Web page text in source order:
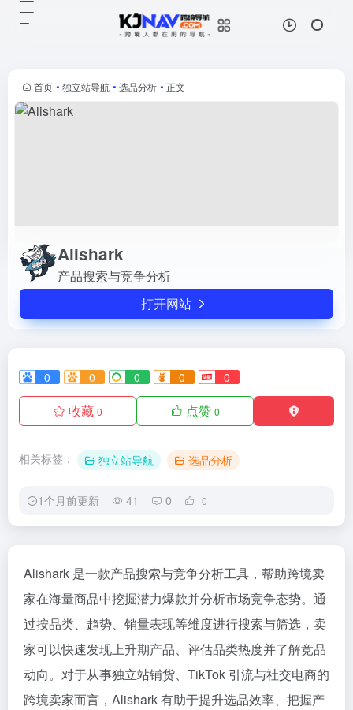
首页 • 独立站导航 • 选品分析 • 正文
Alishark
产品搜索与竞争分析
打开网站
0 0 0 0 0
收藏 0 点赞 0
相关标签： 独立站导航 选品分析
1个月前更新 41 0 0
Alishark 是一款产品搜索与竞争分析工具，帮助跨境卖
家在海量商品中挖掘潜力爆款并分析市场竞争态势。通
过按品类、趋势、销量表现等维度进行搜索与筛选，卖
家可以快速发现上升期产品、评估品类热度并了解竞品
动向。对于从事独立站铺货、TikTok 引流与社交电商的
跨境卖家而言，Alishark 有助于提升选品效率、把握产